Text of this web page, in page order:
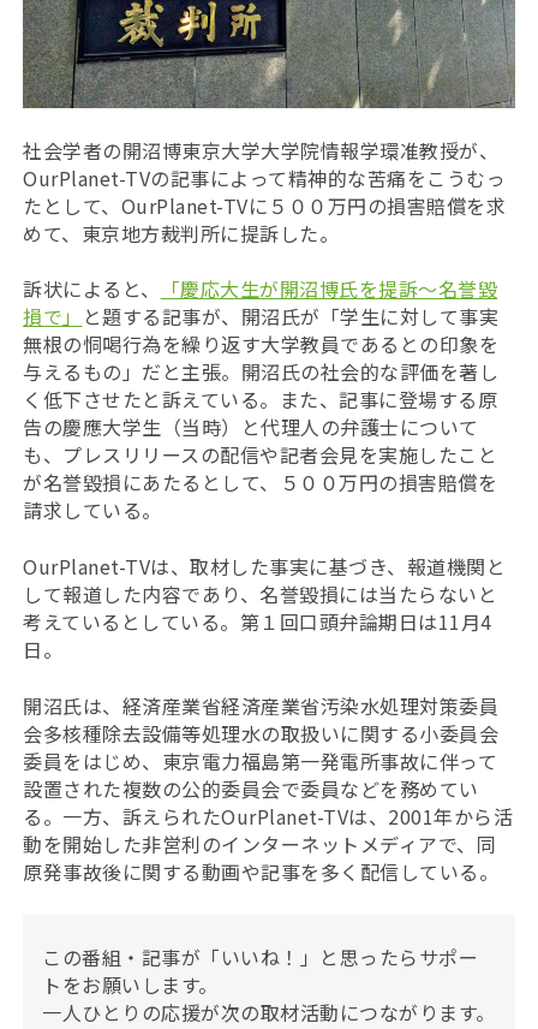
社会学者の開沼博東京大学大学院情報学環准教授が、
OurPlanet-TVの記事によって精神的な苦痛をこうむっ
たとして、 OurPlanet-TVに５００万円の損害賠償を求
めて、東京地方裁判所に提訴した。
訴状によると、
「慶応大生が開沼博氏を提訴〜名誉毀
損で」 と題する記事が、開沼氏が「学生に対して事実
無根の恫喝行為を繰り返す大学教員であるとの印象を
与えるもの」だと主張。開沼氏の社会的な評価を著し
く低下させたと訴えている。また、記事に登場する原
告の慶應大学生（当時）と代理人の弁護士について
も、プレスリリースの配信や記者会見を実施したこと
が名誉毀損にあたるとして、５００万円の損害賠償を
請求している。
OurPlanet-TVは、取材した事実に基づき、報道機関と
して報道した内容であり、名誉毀損には当たらないと
考えているとしている。 第１回口頭弁論期日は11月4
日。
開沼氏は、経済産業省経済産業省汚染水処理対策委員
会多核種除去設備等処理水の取扱いに関する小委員会
委員をはじめ、東京電力福島第一発電所事故に伴って
設置された複数の公的委員会で委員などを務めてい
る。一方、訴えられたOurPlanet-TVは、2001年から活
動を開始した非営利のインターネットメディアで、同
原発事故後に関する動画や記事を多く配信している。
この番組・記事が「いいね！」と思ったらサポー
トをお願いします。
一人ひとりの応援が次の取材活動につながります。